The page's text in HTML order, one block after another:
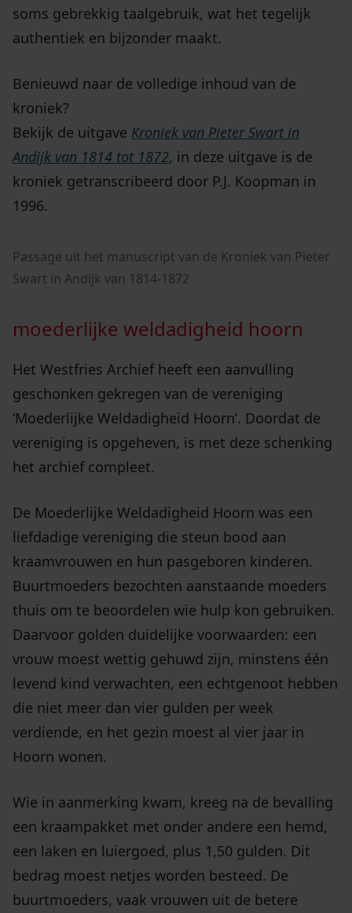
soms gebrekkig taalgebruik, wat het tegelijk
authentiek en bijzonder maakt.
Benieuwd naar de volledige inhoud van de
kroniek?
Bekijk de uitgave Kroniek van Pieter Swart in
Andijk van 1814 tot 1872, in deze uitgave is de
kroniek getranscribeerd door P.J. Koopman in
1996.
Passage uit het manuscript van de Kroniek van Pieter
Swart in Andijk van 1814-1872
moederlijke weldadigheid hoorn
Het Westfries Archief heeft een aanvulling
geschonken gekregen van de vereniging
‘Moederlijke Weldadigheid Hoorn’. Doordat de
vereniging is opgeheven, is met deze schenking
het archief compleet.
De Moederlijke Weldadigheid Hoorn was een
liefdadige vereniging die steun bood aan
kraamvrouwen en hun pasgeboren kinderen.
Buurtmoeders bezochten aanstaande moeders
thuis om te beoordelen wie hulp kon gebruiken.
Daarvoor golden duidelijke voorwaarden: een
vrouw moest wettig gehuwd zijn, minstens één
levend kind verwachten, een echtgenoot hebben
die niet meer dan vier gulden per week
verdiende, en het gezin moest al vier jaar in
Hoorn wonen.
Wie in aanmerking kwam, kreeg na de bevalling
een kraampakket met onder andere een hemd,
een laken en luiergoed, plus 1,50 gulden. Dit
bedrag moest netjes worden besteed. De
buurtmoeders, vaak vrouwen uit de betere